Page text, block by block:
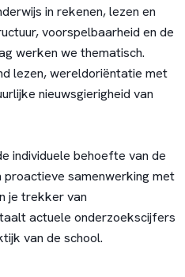
in rekenen, lezen en
voorspelbaarheid en de
werken we thematisch.
lezen, wereldoriëntatie met
nieuwsgierigheid van
individuele behoefte van de
proactieve samenwerking met
je trekker van
actuele onderzoekscijfers
van de school.